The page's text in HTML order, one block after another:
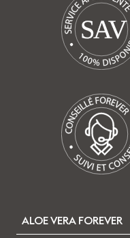
SAV
ALOE VERA FOREVER